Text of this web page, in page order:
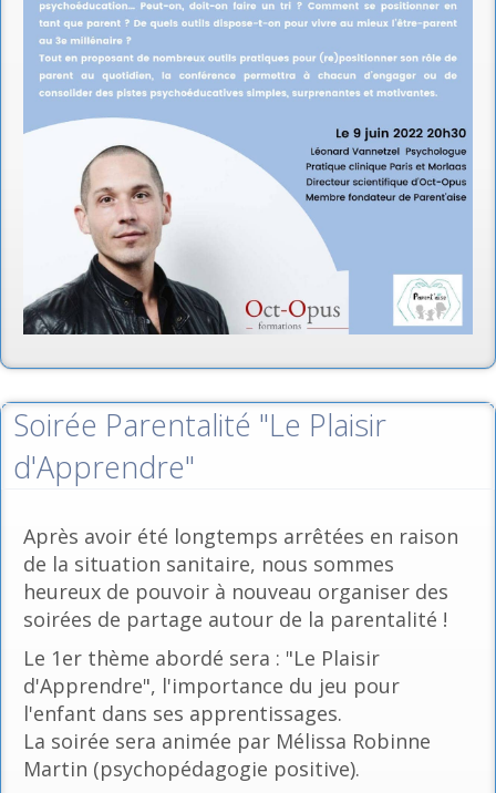
Soirée Parentalité "Le Plaisir
d'Apprendre"
Après avoir été longtemps arrêtées en raison
de la situation sanitaire, nous sommes
heureux de pouvoir à nouveau organiser des
soirées de partage autour de la parentalité !
Le 1er thème abordé sera : "Le Plaisir
d'Apprendre", l'importance du jeu pour
l'enfant dans ses apprentissages.
La soirée sera animée par Mélissa Robinne
Martin (psychopédagogie positive).